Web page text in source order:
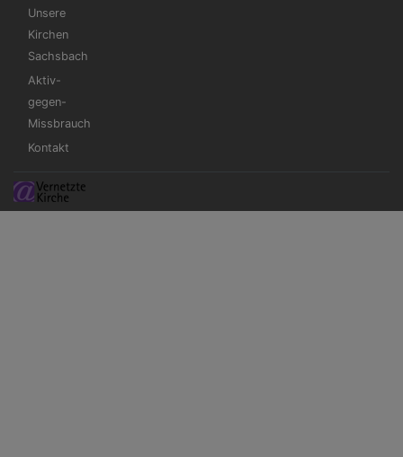
Unsere
Kirchen
Sachsbach
Aktiv-
gegen-
Missbrauch
Kontakt